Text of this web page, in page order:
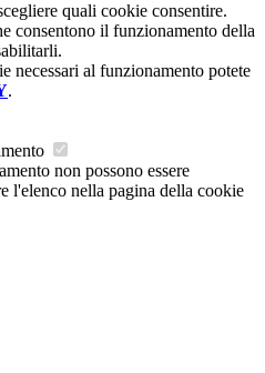
quali cookie consentire.
consentono il funzionamento della
necessari al funzionamento potete
.
non possono essere
l'elenco nella pagina della cookie